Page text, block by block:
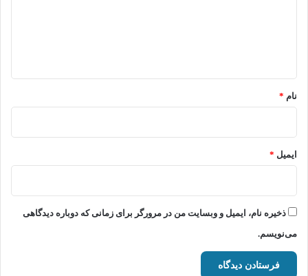
نام *
ایمیل *
ذخیره نام، ایمیل و وبسایت من در مرورگر برای زمانی که دوباره دیدگاهی
می‌نویسم.